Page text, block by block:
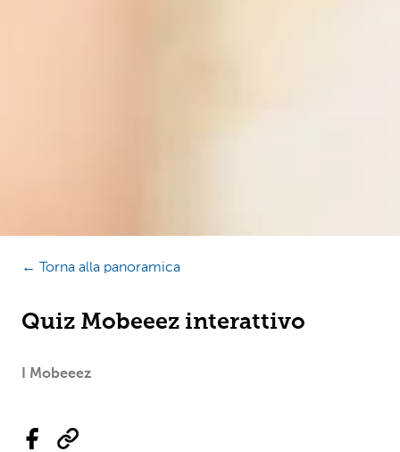
← Torna alla panoramica
Quiz Mobeeez interattivo
I Mobeeez